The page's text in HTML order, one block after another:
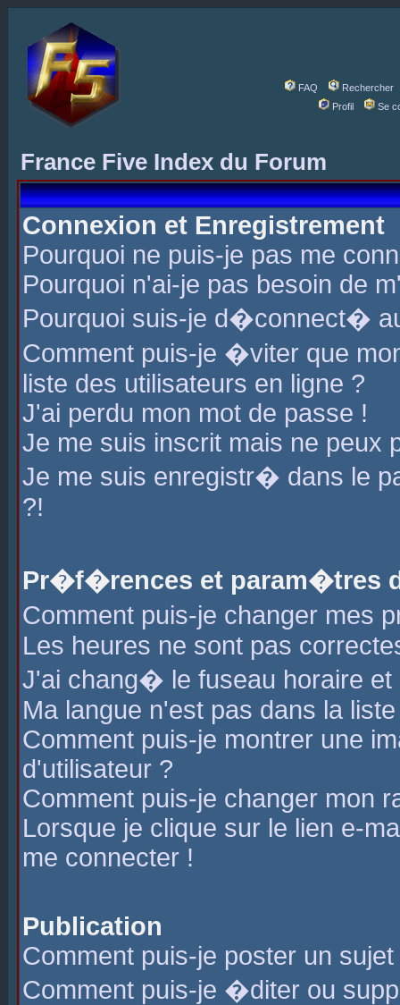
FAQ
Rechercher
Profil
Se
France Five Index du Forum
Connexion et Enregistrement
Pourquoi ne puis-je pas me
Pourquoi n'ai-je pas besoin de
Pourquoi suis-je d�connect�
Comment puis-je �viter que
liste des utilisateurs en ligne ?
J'ai perdu mon mot de passe !
Je me suis inscrit mais ne peux
Je me suis enregistr� dans le
?!
Pr�f�rences et param�tres
Comment puis-je changer mes
Les heures ne sont pas
J'ai chang� le fuseau horaire
Ma langue n'est pas dans la
Comment puis-je montrer une
d'utilisateur ?
Comment puis-je changer mon
Lorsque je clique sur le lien e-
me connecter !
Publication
Comment puis-je poster un
Comment puis-je �diter ou